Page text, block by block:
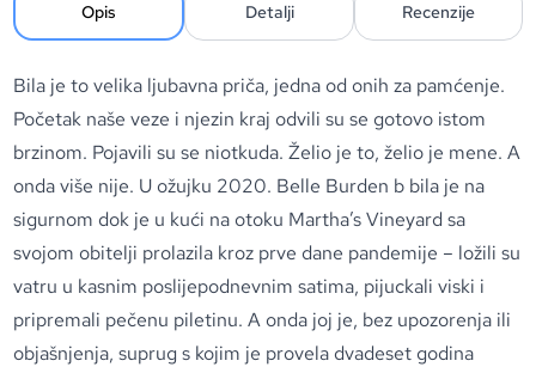
Opis Detalji Recenzije
Bila je to velika ljubavna priča, jedna od onih za pamćenje.
Početak naše veze i njezin kraj odvili su se gotovo istom
brzinom. Pojavili su se niotkuda. Želio je to, želio je mene. A
onda više nije. U ožujku 2020. Belle Burden b bila je na
sigurnom dok je u kući na otoku Martha’s Vineyard sa
svojom obitelji prolazila kroz prve dane pandemije – ložili su
vatru u kasnim poslijepodnevnim satima, pijuckali viski i
pripremali pečenu piletinu. A onda joj je, bez upozorenja ili
objašnjenja, suprug s kojim je provela dvadeset godina